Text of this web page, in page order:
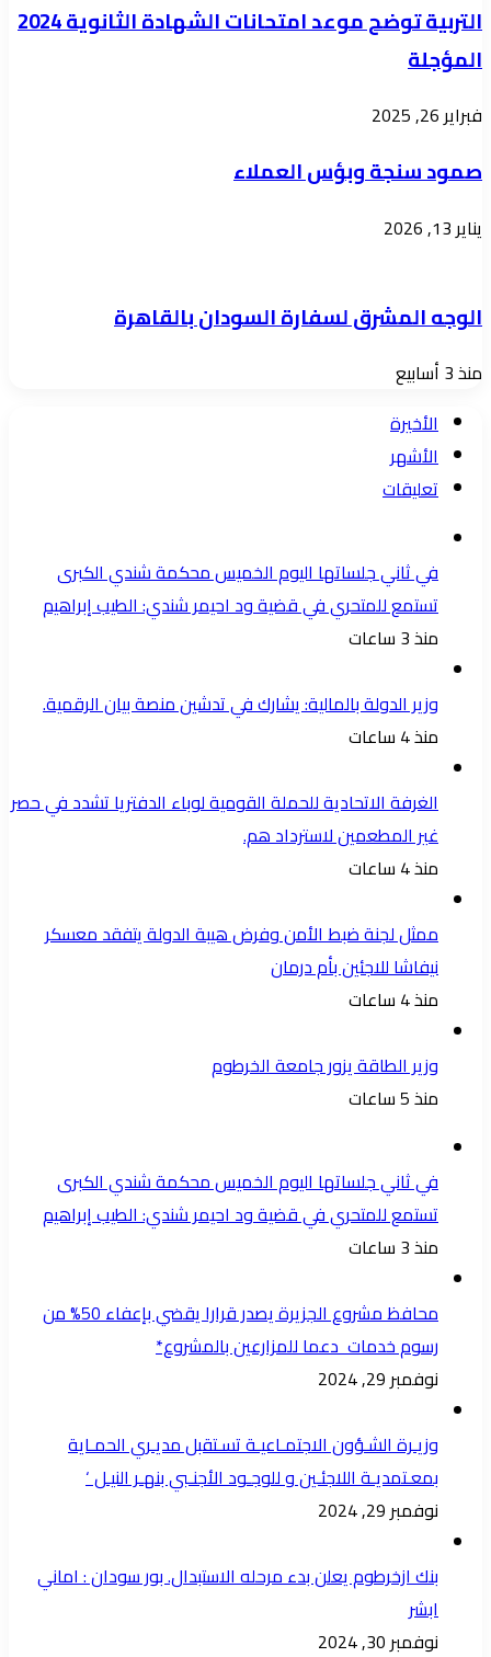
التربية توضح موعد امتحانات الشهادة الثانوية 2024
المؤجلة
فبراير 26, 2025
صمود سنجة وبؤس العملاء
يناير 13, 2026
الوجه المشرق لسفارة السودان بالقاهرة
منذ 3 أسابيع
الأخيرة
الأشهر
تعليقات
في ثاني جلساتها اليوم الخميس محكمة شندي الكبرى
تستمع للمتحري في قضية ود احيمر شندي: الطيب إبراهيم
منذ 3 ساعات
وزير الدولة بالمالية: يشارك في تدشين منصة بيان الرقمية.
منذ 4 ساعات
الغرفة الاتحادية للحملة القومية لوباء الدفتريا تشدد في حصر
غير المطعمين لاسترداد هم.
منذ 4 ساعات
ممثل لجنة ضبط الأمن وفرض هيبة الدولة يتفقد معسكر
نيفاشا للاجئين بأم درمان
منذ 4 ساعات
وزير الطاقة يزور جامعة الخرطوم
منذ 5 ساعات
في ثاني جلساتها اليوم الخميس محكمة شندي الكبرى
تستمع للمتحري في قضية ود احيمر شندي: الطيب إبراهيم
منذ 3 ساعات
محافظ مشروع الجزيرة يصدر قرارا يقضي بإعفاء 50% من
رسوم خدمات دعما للمزارعين بالمشروع*
نوفمبر 29, 2024
وزيـرة الشـؤون الاجتمـاعيـة تسـتقبل مديـري الحمـاية
بمعـتمديـة اللاجئـين و للوجـود الأجنـبي بنهـر النيـل ‘
نوفمبر 29, 2024
بنك ازخرطوم يعلن بدء مرحله الاستبدال. بور سودان : اماني
ابشر
نوفمبر 30, 2024